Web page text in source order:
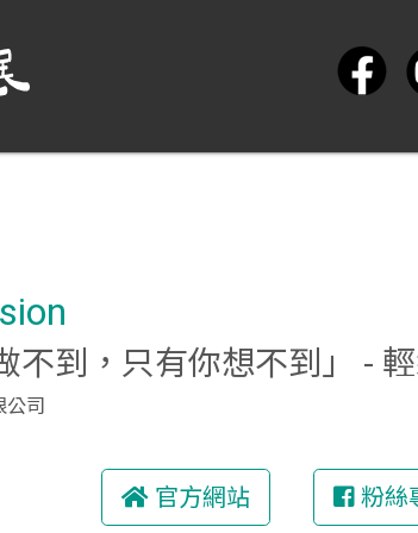
不到，只有你想不到」 -
公司
官方網站 粉絲